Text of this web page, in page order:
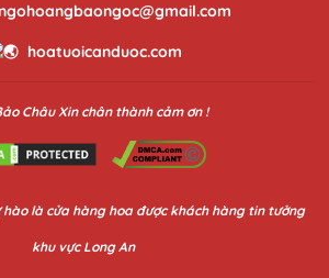
hoatuoicanduoc.com
Châu Xin chân thành cảm ơn !
là cửa hàng hoa được khách hàng tin tưởng
khu vực Long An